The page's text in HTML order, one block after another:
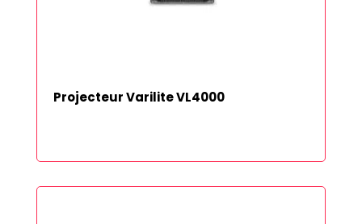
Projecteur Varilite VL4000